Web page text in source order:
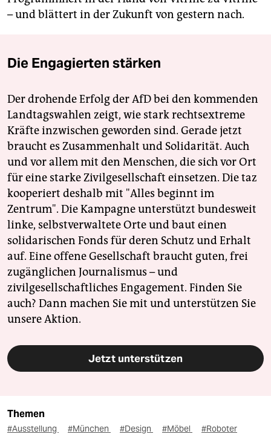
– und blättert in der Zukunft von gestern nach.
Die Engagierten stärken
Der drohende Erfolg der AfD bei den kommenden
Landtagswahlen zeigt, wie stark rechtsextreme
Kräfte inzwischen geworden sind. Gerade jetzt
braucht es Zusammenhalt und Solidarität. Auch
und vor allem mit den Menschen, die sich vor Ort
für eine starke Zivilgesellschaft einsetzen. Die taz
kooperiert deshalb mit "Alles beginnt im
Zentrum". Die Kampagne unterstützt bundesweit
linke, selbstverwaltete Orte und baut einen
solidarischen Fonds für deren Schutz und Erhalt
auf. Eine offene Gesellschaft braucht guten, frei
zugänglichen Journalismus – und
zivilgesellschaftliches Engagement. Finden Sie
auch? Dann machen Sie mit und unterstützen Sie
unsere Aktion.
Jetzt unterstützen
Themen
#Ausstellung #München #Design #Möbel
#Roboter